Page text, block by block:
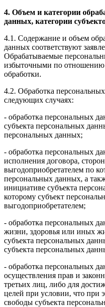
4. Объем и категории
данных, категории
4.1. Содержание и объем
данных соответствуют
Обрабатываемые
избыточными по отношению
обработки.
4.2. Обработка
следующих случаях:
- обработка персональных
субъекта персональных
персональных данных;
- обработка персональных
исполнения договора,
выгодоприобретателем по
персональных данных, а
инициативе субъекта
которому субъект
выгодоприобретателем;
- обработка персональных
жизни, здоровья или иных
субъекта персональных
субъекта персональных
- обработка персональных
осуществления прав и
третьих лиц, либо для
целей при условии, что при
свободы субъекта